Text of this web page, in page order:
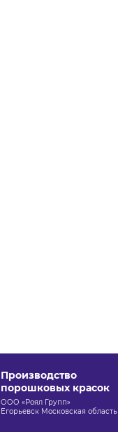
Производство
порошковых красок
ООО «Роял Групп»
Егорьевск Московская область